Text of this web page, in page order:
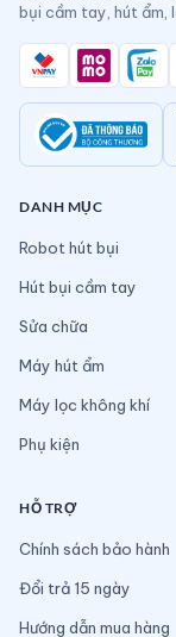
bụi cầm tay, hút ẩm,
DANH MỤC
Robot hút bụi
Hút bụi cầm tay
Sửa chữa
Máy hút ẩm
Máy lọc không khí
Phụ kiện
HỖ TRỢ
Chính sách bảo hành
Đổi trả 15 ngày
Hướng dẫn mua hàng